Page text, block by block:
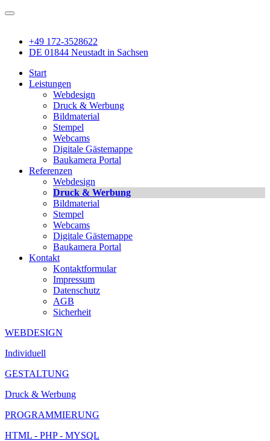
+49 172-3528622
DE 01844 Neustadt in Sachsen
Start
Leistungen
Webdesign
Druck & Werbung
Bildmaterial
Stempel
Webcams
Digitale Gästemappe
Baukamera Portal
Referenzen
Webdesign
Druck & Werbung
Bildmaterial
Stempel
Webcams
Digitale Gästemappe
Baukamera Portal
Kontakt
Kontaktformular
Impressum
Datenschutz
AGB
Sicherheit
WEBDESIGN
Individuell
GESTALTUNG
Druck & Werbung
PROGRAMMIERUNG
HTML - PHP - MYSQL